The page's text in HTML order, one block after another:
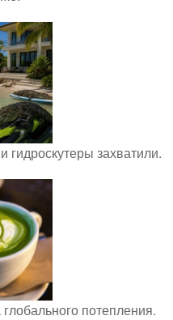
захватили.
потепления.